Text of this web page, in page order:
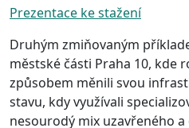
Prezentace ke stažení
Druhým zmiňovaným
městské části Praha 10, kde
způsobem měnili svou
stavu, kdy využívali
nesourodý mix uzavřeného